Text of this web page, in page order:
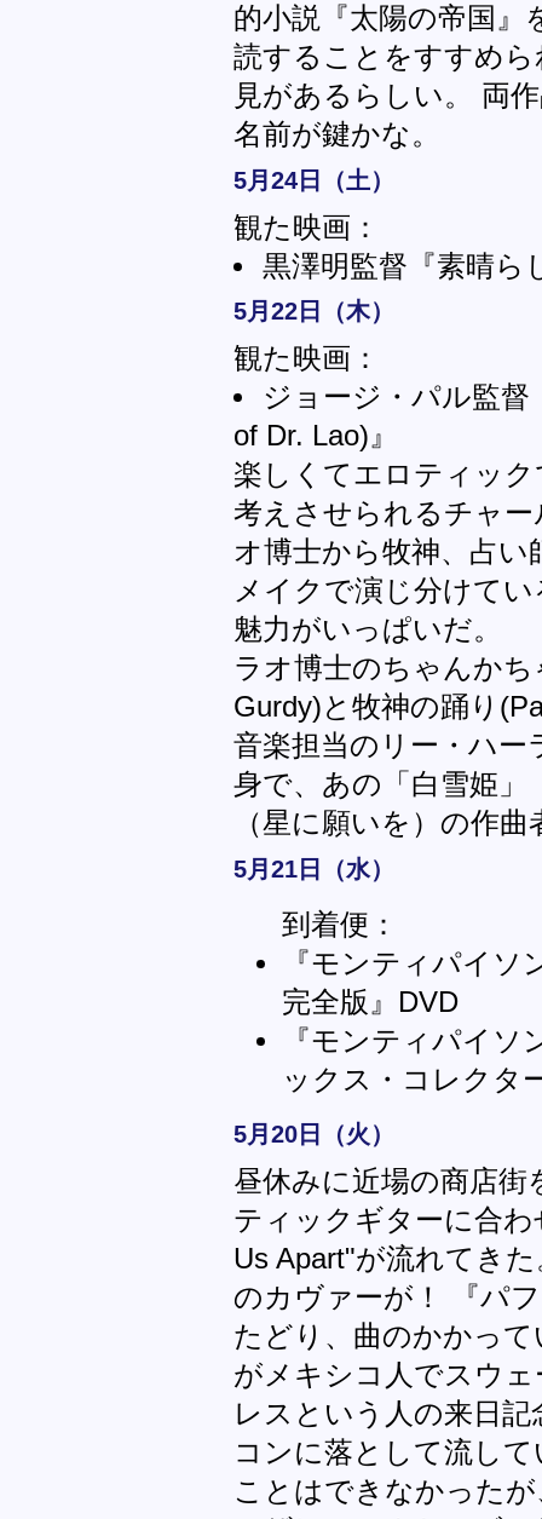
的小説『太陽の帝国』
読することをすすめ
見があるらしい。 両
名前が鍵かな。
5月24日（土）
観た映画：
黒澤明監督『素晴ら
5月22日（木）
観た映画：
ジョージ・パル監督
of Dr. Lao)』
楽しくてエロティッ
考えさせられるチャ
オ博士から牧神、占
メイクで演じ分けて
魅力がいっぱいだ。
ラオ博士のちゃんか
Gurdy)と牧神の踊り
音楽担当のリー・ハ
身で、あの「白雪姫」
（星に願いを）の作
5月21日（水）
到着便：
『モンティパイ
完全版』DVD
『モンティパイ
ックス・コレクタ
5月20日（火）
昼休みに近場の商店
ティックギターに合わ
Us Apart"が流れてき
のカヴァーが！ 『パ
たどり、曲のかかっ
がメキシコ人でスウ
レスという人の来日
コンに落として流し
ことはできなかった